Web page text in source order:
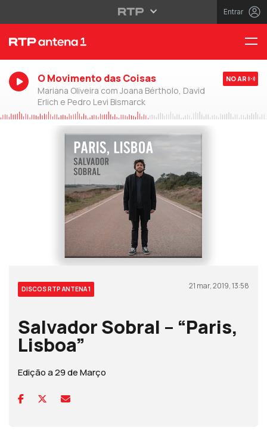
Entrar
O Movimento das Coisas
Mariana Oliveira com Joana Bértholo, David
Erlich e Pedro Levi Bismarck
NO AR
DISCOS RTP ANTENA 1 21 mar, 2019, 13:58
Salvador Sobral – “Paris,
Lisboa”
Edição a 29 de Março